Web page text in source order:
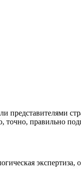
представителями
точно, правильно